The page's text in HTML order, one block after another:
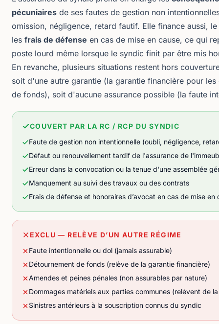
pécuniaires de ses fautes de gestion non
omission, négligence, retard fautif. Elle finance aussi,
les frais de défense en cas de mise en cause, ce qui
poste lourd même lorsque le syndic finit par être mis
En revanche, plusieurs situations restent hors
soit d'une autre garantie (la garantie financière pour les
de fonds), soit d'aucune assurance possible (la faute
COUVERT PAR LA RC / RCP DU SYNDIC
Faute de gestion non intentionnelle (oubli, négligence,
Défaut ou renouvellement tardif de l'assurance de
Erreur dans la convocation ou la tenue d'une assemblée
Manquement au suivi des travaux ou des contrats
Frais de défense et honoraires d’avocat en cas de mise en
EXCLU — RELÈVE D’UN AUTRE RÉGIME
Faute intentionnelle ou dol (jamais assurable)
Détournement de fonds (relève de la garantie financière)
Amendes et peines pénales (non assurables par nature)
Dommages matériels aux parties communes (relèvent de
Sinistres antérieurs à la souscription connus du syndic